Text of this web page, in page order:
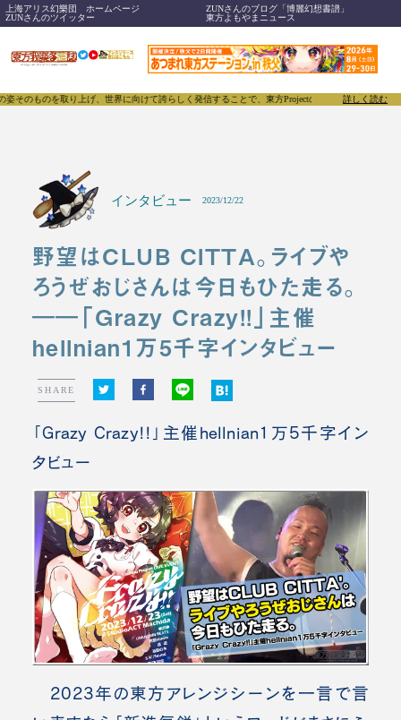
上海アリス幻樂団 ホームページ
ZUNさんのブログ「博麗幻想書譜」
ZUNさんのツイッター
東方よもやまニュース
、世界に向けて誇らしく発信することで、東方Projectのみならず「同人文化」そのものをさ
詳しく読む
インタビュー 2023/12/22
野望はCLUB CITTA。ライブや
ろうぜおじさんは今日もひた走る。
――「Grazy Crazy!!」主催
hellnian1万5千字インタビュー
SHARE
「Grazy Crazy!!」主催hellnian1万5千字イン
タビュー
2023年の東方アレンジシーンを一言で言